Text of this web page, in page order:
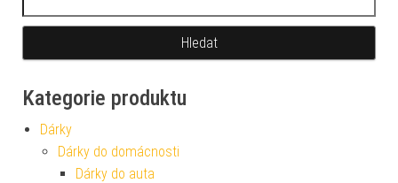
Kategorie produktu
Dárky
Dárky do domácnosti
Dárky do auta